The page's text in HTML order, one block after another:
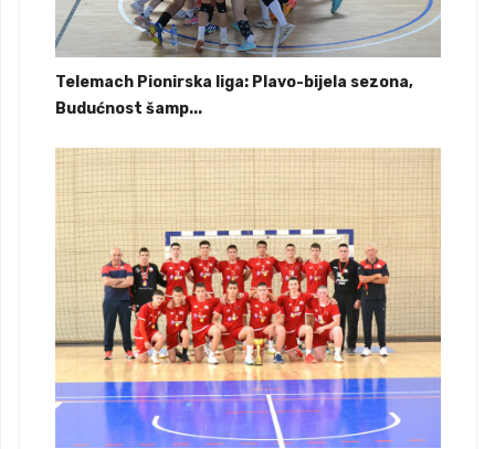
Telemach Pionirska liga: Plavo-bijela sezona,
Budućnost šamp...